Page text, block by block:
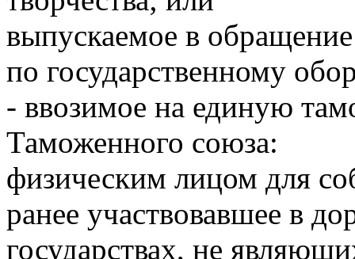
выпускаемое в
по государственному
- ввозимое на единую
Таможенного союза:
физическим лицом для
ранее участвовавшее в
государствах, не